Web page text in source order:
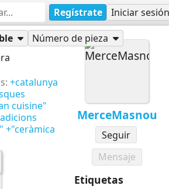
Regístrate Iniciar sesión
MerceMasnou
Seguir
Mensaje
Etiquetas
Número de pieza
+catalunya
cuisine"
+"ceràmica